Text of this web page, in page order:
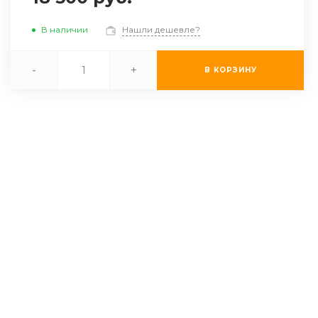
В наличии Нашли дешевле?
- + В КОРЗИНУ